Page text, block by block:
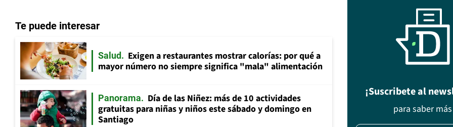
Te puede interesar
Salud
Exigen a restaurantes mostrar calorías: por qué a
mayor número no siempre significa "mala" alimentación
Panorama
Día de las Niñez: más de 10 actividades
gratuitas para niñas y niños este sábado y domingo en
Santiago
¡Suscribete al
para saber más